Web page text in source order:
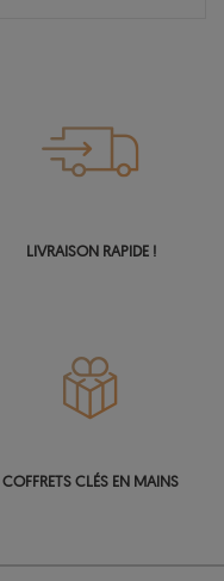
LIVRAISON RAPIDE !
COFFRETS CLÉS EN MAINS